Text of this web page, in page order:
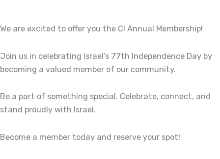
We are excited to offer you the CI Annual Membership!
Join us in celebrating Israel’s 77th Independence Day by
becoming a valued member of our community.
Be a part of something special. Celebrate, connect, and
stand proudly with Israel.
Become a member today and reserve your spot!